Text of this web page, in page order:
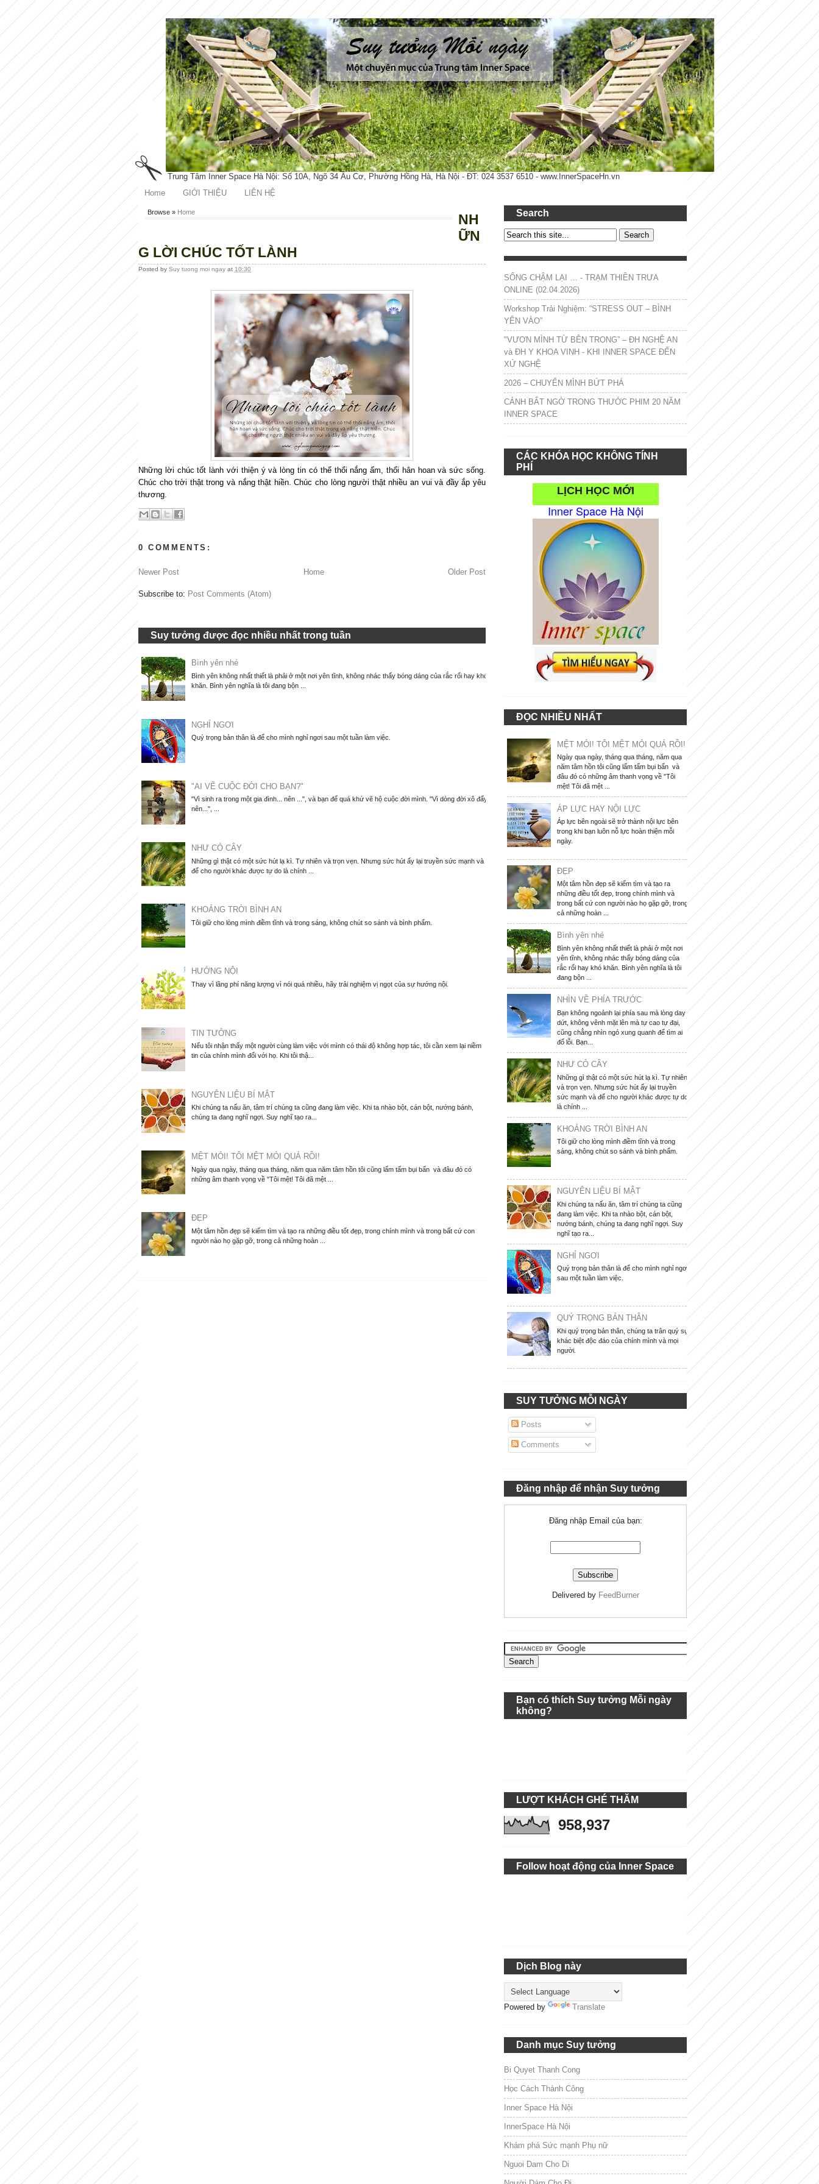
Trung Tâm Inner Space Hà Nội: Số 10A, Ngõ 34 Âu Cơ, Phường Hồng Hà, Hà Nội - ĐT: 024 3537 6510 - www.InnerSpaceHn.vn
Home
GIỚI THIỆU LIÊN HỆ
Browse » Home
NH
ỮN
G LỜI CHÚC TỐT LÀNH
Posted by Suy tuong moi ngay at 10:30
Những lời chúc tốt lành với thiện ý và lòng tin có thể thổi nắng ấm, thổi hân hoan và sức sống.
Chúc cho trời thật trong và nắng thật hiền. Chúc cho lòng người thật nhiều an vui và đầy ắp yêu
thương.
0 COMMENTS:
Newer Post Older Post
Home
Subscribe to: Post Comments (Atom)
Suy tưởng được đọc nhiều nhất trong tuần
Bình yên nhé
Bình yên không nhất thiết là phải ở một nơi yên tĩnh, không nhác thấy bóng dáng của rắc rối hay khó
khăn. Bình yên nghĩa là tôi đang bộn ...
NGHỈ NGƠI
Quý trọng bản thân là để cho mình nghỉ ngơi sau một tuần làm việc.
"AI VẼ CUỘC ĐỜI CHO BẠN?"
"Vì sinh ra trong một gia đình... nên ...", và bạn để quá khứ vẽ hộ cuộc đời mình. "Vì dòng đời xô đẩy
nên...", ...
NHƯ CỎ CÂY
Những gì thật có một sức hút lạ kì. Tự nhiên và trọn vẹn. Nhưng sức hút ấy lại truyền sức mạnh và
để cho người khác được tự do là chính ...
KHOẢNG TRỜI BÌNH AN
Tôi giữ cho lòng mình điềm tĩnh và trong sáng, không chút so sánh và bình phẩm.
HƯỚNG NỘI
Thay vì lãng phí năng lượng vì nói quá nhiều, hãy trải nghiệm vị ngọt của sự hướng nội.
TIN TƯỞNG
Nếu tôi nhận thấy một người cùng làm việc với mình có thái độ không hợp tác, tôi cần xem lại niềm
tin của chính mình đối với họ. Khi tôi thậ...
NGUYÊN LIỆU BÍ MẬT
Khi chúng ta nấu ăn, tâm trí chúng ta cũng đang làm việc. Khi ta nhào bột, cán bột, nướng bánh,
chúng ta đang nghĩ ngợi. Suy nghĩ tạo ra...
MỆT MỎI! TÔI MỆT MỎI QUÁ RỒI!
Ngày qua ngày, tháng qua tháng, năm qua năm tâm hồn tôi cũng lấm tấm bụi bẩn và đâu đó có
những âm thanh vọng về "Tôi mệt! Tôi đã mệt ...
ĐẸP
Một tâm hồn đẹp sẽ kiếm tìm và tạo ra những điều tốt đẹp, trong chính mình và trong bất cứ con
người nào họ gặp gỡ, trong cả những hoàn ...
Search
SỐNG CHẬM LẠI … - TRẠM THIỀN TRƯA
ONLINE (02.04.2026)
Workshop Trải Nghiệm: “STRESS OUT – BÌNH
YÊN VÀO”
"VƯƠN MÌNH TỪ BÊN TRONG” – ĐH NGHỆ AN
và ĐH Y KHOA VINH - KHI INNER SPACE ĐẾN
XỨ NGHỆ
2026 – CHUYỂN MÌNH BỨT PHÁ
CẢNH BẤT NGỜ TRONG THƯỚC PHIM 20 NĂM
INNER SPACE
CÁC KHÓA HỌC KHÔNG TÍNH
PHÍ
LỊCH HỌC MỚI
Inner Space Hà Nội
ĐỌC NHIỀU NHẤT
MỆT MỎI! TÔI MỆT MỎI QUÁ RỒI!
Ngày qua ngày, tháng qua tháng, năm qua
năm tâm hồn tôi cũng lấm tấm bụi bẩn và
đâu đó có những âm thanh vọng về "Tôi
mệt! Tôi đã mệt ...
ÁP LỰC HAY NỘI LỰC
Áp lực bên ngoài sẽ trở thành nội lực bên
trong khi bạn luôn nỗ lực hoàn thiện mỗi
ngày.
ĐẸP
Một tâm hồn đẹp sẽ kiếm tìm và tạo ra
những điều tốt đẹp, trong chính mình và
trong bất cứ con người nào họ gặp gỡ, trong
cả những hoàn ...
Bình yên nhé
Bình yên không nhất thiết là phải ở một nơi
yên tĩnh, không nhác thấy bóng dáng của
rắc rối hay khó khăn. Bình yên nghĩa là tôi
đang bộn ...
NHÌN VỀ PHÍA TRƯỚC
Bạn không ngoảnh lại phía sau mà lòng day
dứt, không vênh mặt lên mà tự cao tự đại,
cũng chẳng nhìn ngó xung quanh để tìm ai
đổ lỗi. Bạn...
NHƯ CỎ CÂY
Những gì thật có một sức hút lạ kì. Tự nhiên
và trọn vẹn. Nhưng sức hút ấy lại truyền
sức mạnh và để cho người khác được tự do
là chính ...
KHOẢNG TRỜI BÌNH AN
Tôi giữ cho lòng mình điềm tĩnh và trong
sáng, không chút so sánh và bình phẩm.
NGUYÊN LIỆU BÍ MẬT
Khi chúng ta nấu ăn, tâm trí chúng ta cũng
đang làm việc. Khi ta nhào bột, cán bột,
nướng bánh, chúng ta đang nghĩ ngợi. Suy
nghĩ tạo ra...
NGHỈ NGƠI
Quý trọng bản thân là để cho mình nghỉ ngơi
sau một tuần làm việc.
QUÝ TRỌNG BẢN THÂN
Khi quý trọng bản thân, chúng ta trân quý sự
khác biệt độc đáo của chính mình và mọi
người.
SUY TƯỞNG MỖI NGÀY
Posts
Comments
Đăng nhập để nhận Suy tưởng
Đăng nhập Email của bạn:
Delivered by FeedBurner
Bạn có thích Suy tưởng Mỗi ngày
không?
LƯỢT KHÁCH GHÉ THĂM
958,937
Follow hoạt động của Inner Space
Dịch Blog này
Powered by Translate
Danh mục Suy tưởng
Bi Quyet Thanh Cong
Học Cách Thành Công
Inner Space Hà Nội
InnerSpace Hà Nội
Khám phá Sức mạnh Phụ nữ
Nguoi Dam Cho Di